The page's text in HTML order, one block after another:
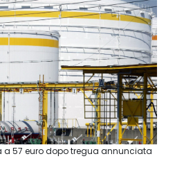
a 57 euro dopo tregua annunciata